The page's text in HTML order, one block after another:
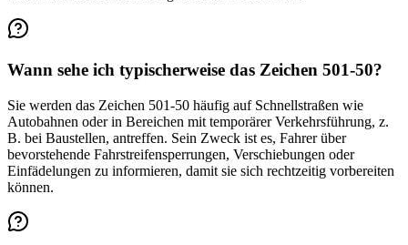
Wann sehe ich typischerweise das Zeichen 501-50?
Sie werden das Zeichen 501-50 häufig auf Schnellstraßen wie
Autobahnen oder in Bereichen mit temporärer Verkehrs­führung, z.
B. bei Baustellen, antreffen. Sein Zweck ist es, Fahrer über
bevorstehende Fahrstreifen­sperrungen, Verschiebungen oder
Einfädelungen zu informieren, damit sie sich rechtzeitig vorbereiten
können.